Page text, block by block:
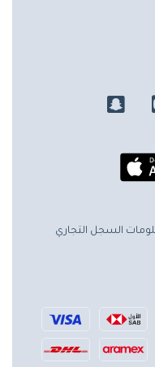
السجل التجاري